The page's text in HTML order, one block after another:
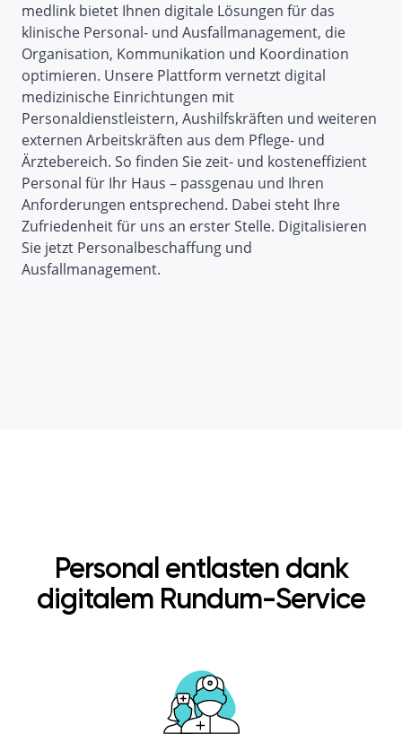
medlink bietet Ihnen digitale Lösungen für das
klinische Personal- und Ausfallmanagement, die
Organisation, Kommunikation und Koordination
optimieren. Unsere Plattform vernetzt digital
medizinische Einrichtungen mit
Personaldienstleistern, Aushilfskräften und weiteren
externen Arbeitskräften aus dem Pflege- und
Ärztebereich. So finden Sie zeit- und kosteneffizient
Personal für Ihr Haus – passgenau und Ihren
Anforderungen entsprechend. Dabei steht Ihre
Zufriedenheit für uns an erster Stelle. Digitalisieren
Sie jetzt Personalbeschaffung und
Ausfallmanagement.
Personal entlasten dank
digitalem Rundum-Service